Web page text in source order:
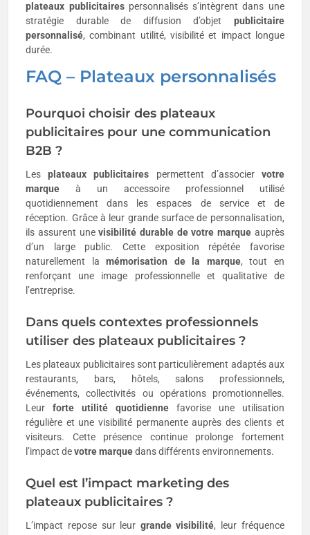
plateaux publicitairespersonnalisés s’intègrent dans une
stratégie durable de diffusion d’objet publicitaire
personnalisé, combinant utilité, visibilité et impact longue
durée.
FAQ – Plateaux personnalisés
Pourquoi choisir des plateaux
publicitaires pour une communication
B2B ?
Lesplateaux publicitaires permettent d’associer votre
marque à un accessoire professionnel utilisé
quotidiennement dans les espaces de service et de
réception. Grâce à leur grande surface de personnalisation,
ils assurent unevisibilité durable de votre marque auprès
d’un large public. Cette exposition répétée favorise
naturellement lamémorisation de la marque, tout en
renforçant une image professionnelle et qualitative de
l’entreprise.
Dans quels contextes professionnels
utiliser des plateaux publicitaires ?
Les plateaux publicitaires sont particulièrement adaptés aux
restaurants, bars, hôtels, salons professionnels,
événements, collectivités ou opérations promotionnelles.
Leurforte utilité quotidienne favorise une utilisation
régulière et une visibilité permanente auprès des clients et
visiteurs. Cette présence continue prolonge fortement
l’impact devotre marquedans différents environnements.
Quel est l’impact marketing des
plateaux publicitaires ?
L’impact repose sur leur grande visibilité, leur fréquence